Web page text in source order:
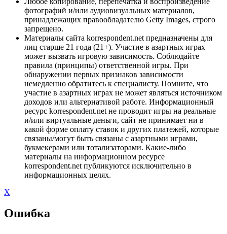
фотографий и/или аудиовизуальных материалов,
принадлежащих правообладателю Getty Images, строго
запрещено.
Материалы сайта korrespondent.net предназначены для
лиц старше 21 года (21+). Участие в азартных играх
может вызвать игровую зависимость. Соблюдайте
правила (принципы) ответственной игры. При
обнаружении первых признаков зависимости
немедленно обратитесь к специалисту. Помните, что
участие в азартных играх не может являться источником
доходов или альтернативой работе. Информационный
ресурс korrespondent.net не проводит игры на реальные
и/или виртуальные деньги, сайт не принимает ни в
какой форме оплату ставок и других платежей, которые
связаны/могут быть связаны с азартными играми,
букмекерами или тотализаторами. Какие-либо
материалы на информационном ресурсе
korrespondent.net публикуются исключительно в
информационных целях.
X
Ошибка